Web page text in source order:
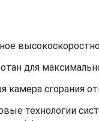
для
камера сгорания
технологии